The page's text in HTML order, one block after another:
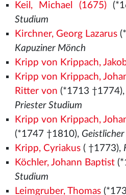
Keil, Michael (1675)
Studium
Kirchner, Georg Lazarus
Kapuziner Mönch
Kripp von Krippach,
Kripp von Krippach,
Ritter von (*1713 †1774),
Priester Studium
Kripp von Krippach,
(*1747 †1810),
Kripp, Cyriakus( †1773),
Köchler, Johann Baptist
Studium
Leimgruber, Thomas